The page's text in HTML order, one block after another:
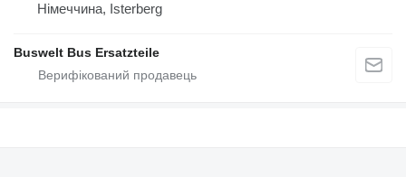
Німеччина, Isterberg
Buswelt Bus Ersatzteile